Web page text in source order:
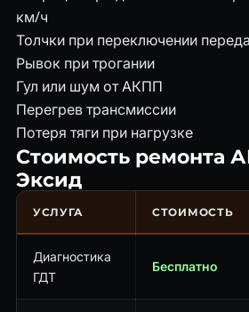
км/ч
Толчки при переключении
Рывок при трогании
Гул или шум от АКПП
Перегрев трансмиссии
Потеря тяги при нагрузке
Стоимость ремонта
Эксид
УСЛУГА СТОИМОСТЬ
Диагностика
ГДТ
Бесплатно